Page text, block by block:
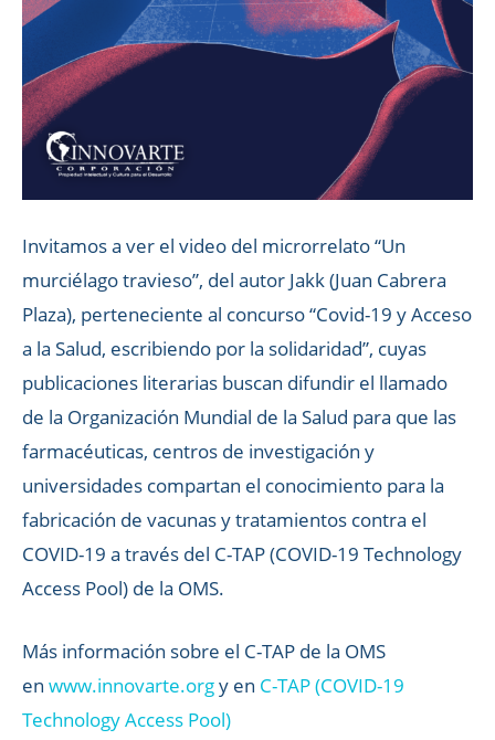
Invitamos a ver el video del microrrelato “Un
murciélago travieso”, del autor Jakk (Juan Cabrera
Plaza), perteneciente al concurso “Covid-19 y Acceso
a la Salud, escribiendo por la solidaridad”, cuyas
publicaciones literarias buscan difundir el llamado
de la Organización Mundial de la Salud para que las
farmacéuticas, centros de investigación y
universidades compartan el conocimiento para la
fabricación de vacunas y tratamientos contra el
COVID-19 a través del C-TAP (COVID-19 Technology
Access Pool) de la OMS.
Más información sobre el C-TAP de la OMS
en www.innovarte.orgy en C-TAP (COVID-19
Technology Access Pool)